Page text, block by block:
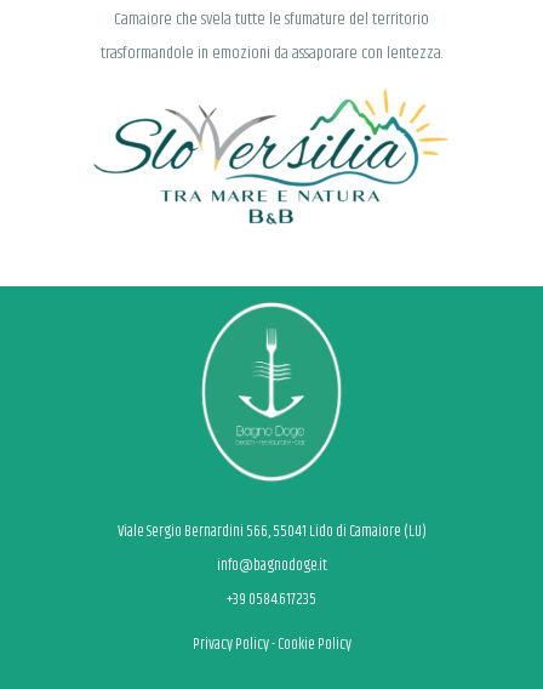
Camaiore che svela tutte le sfumature del territorio
trasformandole in emozioni da assaporare con lentezza.
Viale Sergio Bernardini 566, 55041 Lido di Camaiore (LU)
info@bagnodoge.it
+39 0584.617235
Privacy Policy-Cookie Policy